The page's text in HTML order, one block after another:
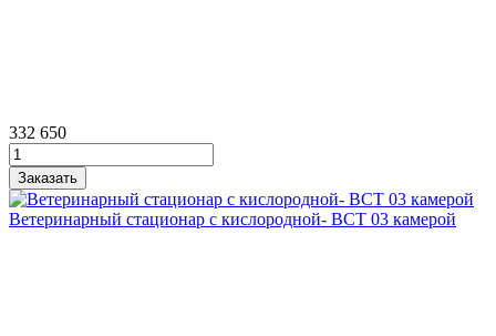
332 650
Ветеринарный стационар с кислородной‑ ВСТ 03 камерой